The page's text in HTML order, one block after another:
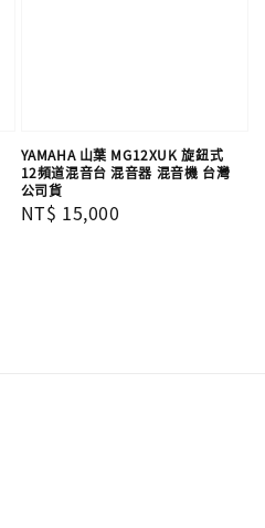
YAMAHA 山葉 MG12XUK 旋鈕式
12頻道混音台 混音器 混音機 台灣
公司貨
Regular
NT$ 15,000